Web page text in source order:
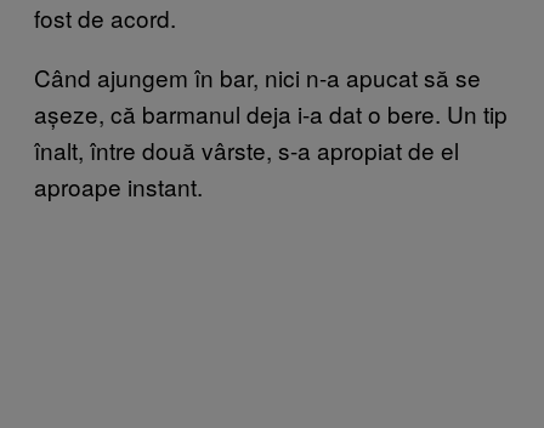
fost de acord.
Când ajungem în bar, nici n-a apucat să se
așeze, că barmanul deja i-a dat o bere. Un tip
înalt, între două vârste, s-a apropiat de el
aproape instant.